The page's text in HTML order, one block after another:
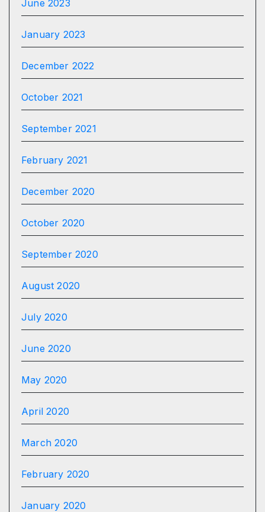
June 2023
January 2023
December 2022
October 2021
September 2021
February 2021
December 2020
October 2020
September 2020
August 2020
July 2020
June 2020
May 2020
April 2020
March 2020
February 2020
January 2020